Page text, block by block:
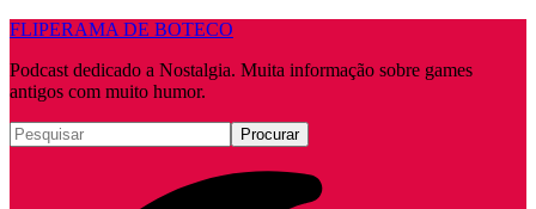
FLIPERAMA DE BOTECO
Podcast dedicado a Nostalgia. Muita informação sobre games
antigos com muito humor.